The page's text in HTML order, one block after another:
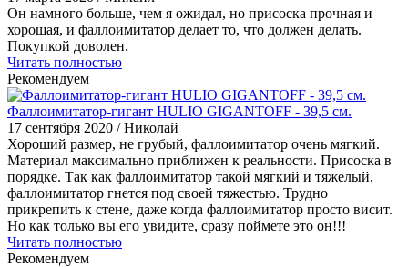
Он намного больше, чем я ожидал, но присоска прочная и
хорошая, и фаллоимитатор делает то, что должен делать.
Покупкой доволен.
Читать полностью
Рекомендуем
Фаллоимитатор-гигант HULIO GIGANTOFF - 39,5 см.
17 сентября 2020 / Николай
Хороший размер, не грубый, фаллоимитатор очень мягкий.
Материал максимально приближен к реальности. Присоска в
порядке. Так как фаллоимитатор такой мягкий и тяжелый,
фаллоимитатор гнется под своей тяжестью. Трудно
прикрепить к стене, даже когда фаллоимитатор просто висит.
Но как только вы его увидите, сразу поймете это он!!!
Читать полностью
Рекомендуем